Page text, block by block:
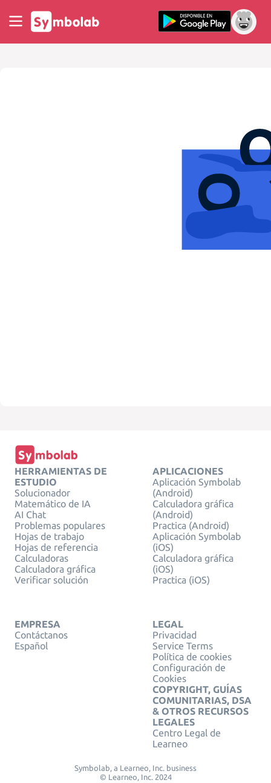
HERRAMIENTAS DE
ESTUDIO
Solucionador
Matemático de IA
AI Chat
Problemas populares
Hojas de trabajo
Hojas de referencia
Calculadoras
Calculadora gráfica
Verificar solución
APLICACIONES
Aplicación Symbolab
(Android)
Calculadora gráfica
(Android)
Practica (Android)
Aplicación Symbolab
(iOS)
Calculadora gráfica
(iOS)
Practica (iOS)
EMPRESA
Contáctanos
Español
LEGAL
Privacidad
Service Terms
Política de cookies
Configuración de
Cookies
COPYRIGHT, GUÍAS
COMUNITARIAS, DSA
& OTROS RECURSOS
LEGALES
Centro Legal de
Learneo
Symbolab, a Learneo, Inc. business
© Learneo, Inc. 2024